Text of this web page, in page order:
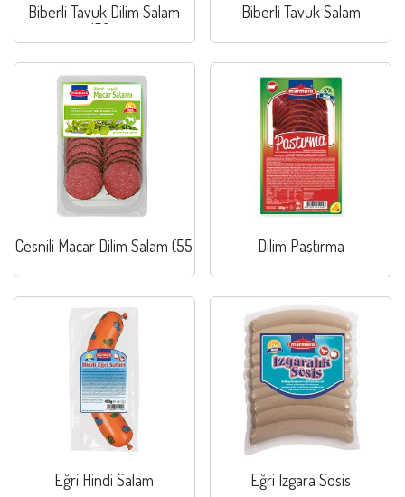
Biberli Tavuk Dilim Salam
150g
Biberli Tavuk Salam
Cesnili Macar Dilim Salam (55
klb.)
Dilim Pastırma
Eğri Hindi Salam Eğri Izgara Sosis